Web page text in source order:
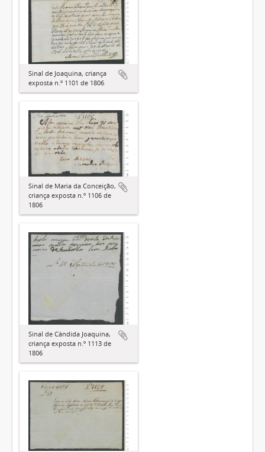
Sinal de Joaquina, criança
exposta n.º 1101 de 1806
Sinal de Maria da Conceição,
criança exposta n.º 1106 de
1806
Sinal de Cândida Joaquina,
criança exposta n.º 1113 de
1806